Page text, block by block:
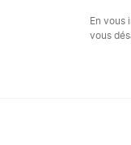
En vous
vous